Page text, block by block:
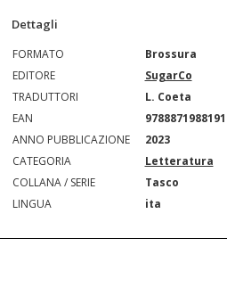
Dettagli
FORMATO
Brossura
EDITORE
SugarCo
TRADUTTORI
L. Coeta
EAN
9788871988191
ANNO PUBBLICAZIONE
2023
CATEGORIA
Letteratura
COLLANA / SERIE
Tasco
LINGUA
ita